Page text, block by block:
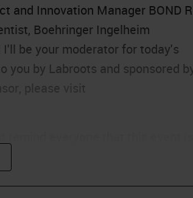
and Innovation Manager BOND
Boehringer Ingelheim
be your moderator for today's
you by Labroots and sponsored
please visit
as many questions as you
do so, simply type them into the